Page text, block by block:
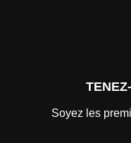
Soyez les